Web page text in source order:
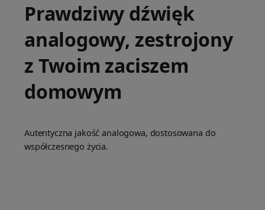
Prawdziwy dźwięk
analogowy, zestrojony
z Twoim zaciszem
domowym
Autentyczna jakość analogowa, dostosowana do
współczesnego życia.